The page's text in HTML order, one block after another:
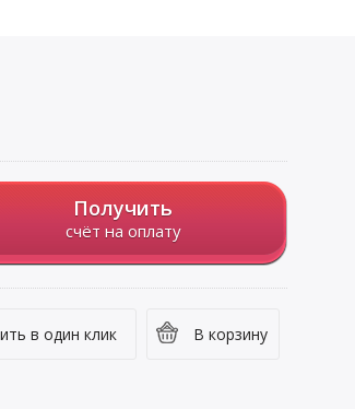
Получить
счёт на оплату
В корзину
в один клик